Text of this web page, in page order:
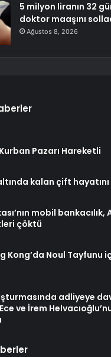
5 milyon liranın 32
doktor maaşını
Ağustos 8, 2026
Kurban Pazarı Hareketli
kalan çift
mobil bankacılık,
çöktü
Kong’da Noul Tayfunu
adliyeye
ve İrem